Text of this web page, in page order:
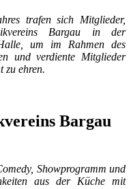
trafen sich Mitglieder,
Bargau in der
um im Rahmen des
und verdiente Mitglieder
zu ehren.
Bargau
Showprogramm und
aus der Küche mit